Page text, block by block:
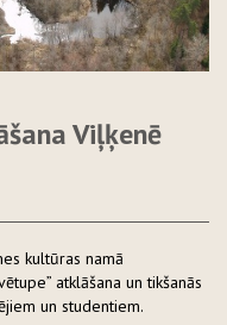
Viļķenē
kultūras namā
atklāšana un tikšanās
un studentiem.